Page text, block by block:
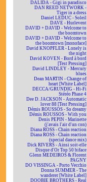
DALIDA - Gigi in paradisco
DAN REED NETWORK -
Tiger in a dress
Daniel LEDUC - Soleil
DAVE - Hurlevent
DAVID + DAVID - Welcome to
the boomtown
DAVID + DAVID - Welcome to
the boomtown [monoface]
David KNOPFLER - Lonely is
the night
David KOVEN - Bord à bord
[Test Pressing]
David LINDLEY - Mercury
blues
Dean MARTIN - Change of
heart [White Label]
DECCA/GRUNDIG - Hi-Fi
Stéréo Phase 4
Dee D. JACKSON - Automatic
lover 88 [Test Pressing]
Démis ROUSSOS - So dreamy
Démis ROUSSOS - With you
Denis PEPIN - Marinette
(j'avais l'air d'un con)
Diana ROSS - Chain reaction
Diana ROSS - Chain reaction
(special dance mix)
Dick RIVERS - Ainsi soit-elle
Disque d'Or Top 50 biface
Glenn MEDEIROS & Florent
PAGNY
DO VISSINGA - Porto Vecchio
Donna SUMMER - The
wanderer [White Label]
DOOBIE BROTHERS - Real